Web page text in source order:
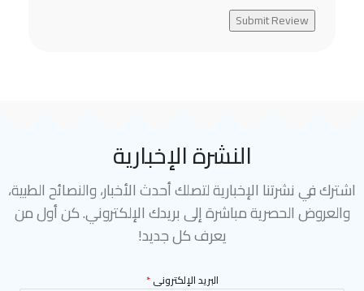
Submit Review
النشرة الإخبارية
اشترك في نشرتنا الإخبارية لتصلك أحدث الأخبار، والنصائح الطبية،
والعروض الحصرية مباشرة إلى بريدك الإلكتروني. كن أول من
يعرف كل جديد!
البريد الإلكترونى*